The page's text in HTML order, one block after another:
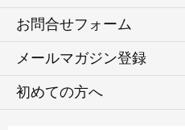
お問合せフォーム
メールマガジン登録
初めての方へ